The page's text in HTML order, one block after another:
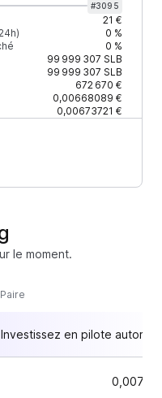
#3095
21 €
0 %
0 %
99 999 307 SLB
99 999 307 SLB
672 670 €
0,00668089 €
0,00673721 €
le moment.
Paire
Investissez en pilote